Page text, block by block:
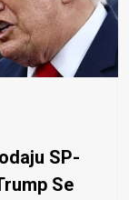
SP-
Se